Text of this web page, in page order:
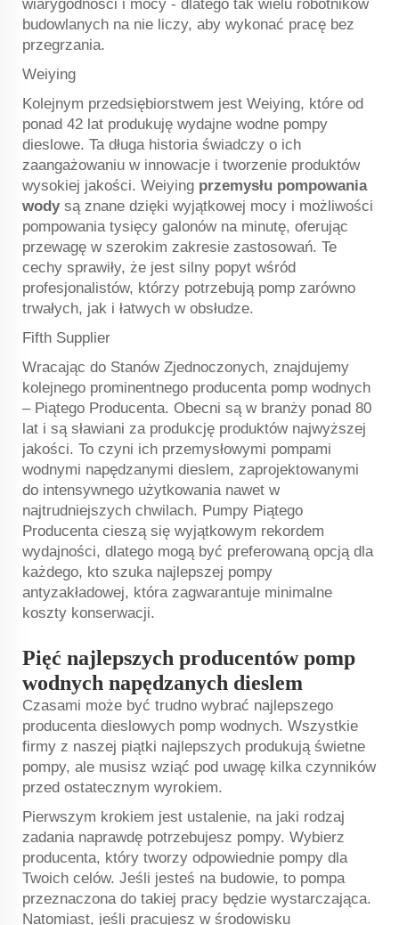
wiarygodności i mocy - dlatego tak wielu robotników
budowlanych na nie liczy, aby wykonać pracę bez
przegrzania.
Weiying
Kolejnym przedsiębiorstwem jest Weiying, które od
ponad 42 lat produkuję wydajne wodne pompy
dieslowe. Ta długa historia świadczy o ich
zaangażowaniu w innowacje i tworzenie produktów
wysokiej jakości. Weiying przemysłu pompowania
wody są znane dzięki wyjątkowej mocy i możliwości
pompowania tysięcy galonów na minutę, oferując
przewagę w szerokim zakresie zastosowań. Te
cechy sprawiły, że jest silny popyt wśród
profesjonalistów, którzy potrzebują pomp zarówno
trwałych, jak i łatwych w obsłudze.
Fifth Supplier
Wracając do Stanów Zjednoczonych, znajdujemy
kolejnego prominentnego producenta pomp wodnych
– Piątego Producenta. Obecni są w branży ponad 80
lat i są sławiani za produkcję produktów najwyższej
jakości. To czyni ich przemysłowymi pompami
wodnymi napędzanymi dieslem, zaprojektowanymi
do intensywnego użytkowania nawet w
najtrudniejszych chwilach. Pumpy Piątego
Producenta cieszą się wyjątkowym rekordem
wydajności, dlatego mogą być preferowaną opcją dla
każdego, kto szuka najlepszej pompy
antyzakładowej, która zagwarantuje minimalne
koszty konserwacji.
Pięć najlepszych producentów pomp
wodnych napędzanych dieslem
Czasami może być trudno wybrać najlepszego
producenta dieslowych pomp wodnych. Wszystkie
firmy z naszej piątki najlepszych produkują świetne
pompy, ale musisz wziąć pod uwagę kilka czynników
przed ostatecznym wyrokiem.
Pierwszym krokiem jest ustalenie, na jaki rodzaj
zadania naprawdę potrzebujesz pompy. Wybierz
producenta, który tworzy odpowiednie pompy dla
Twoich celów. Jeśli jesteś na budowie, to pompa
przeznaczona do takiej pracy będzie wystarczająca.
Natomiast, jeśli pracujesz w środowisku